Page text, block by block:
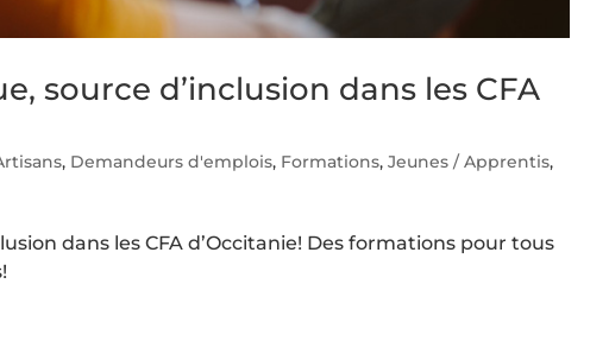
source d’inclusion dans les CFA
, Demandeurs d'emplois, Formations,Jeunes / Apprentis,
dans les CFA d’Occitanie! Des formations pour tous